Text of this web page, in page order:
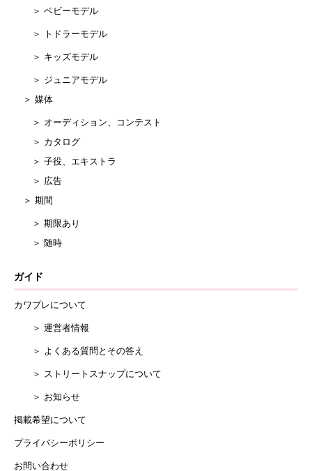
＞ ベビーモデル
＞ トドラーモデル
＞ キッズモデル
＞ ジュニアモデル
＞ 媒体
＞ オーディション、コンテスト
＞ カタログ
＞ 子役、エキストラ
＞ 広告
＞ 期間
＞ 期限あり
＞ 随時
ガイド
カワプレについて
＞ 運営者情報
＞ よくある質問とその答え
＞ ストリートスナップについて
＞ お知らせ
掲載希望について
プライバシーポリシー
お問い合わせ